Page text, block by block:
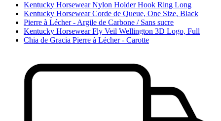
Kentucky Horsewear Nylon Holder Hook Ring Long
Kentucky Horsewear Corde de Queue, One Size, Black
Pierre à Lécher - Argile de Carbone / Sans sucre
Kentucky Horsewear Fly Veil Wellington 3D Logo, Full
Chia de Gracia Pierre à Lécher - Carotte